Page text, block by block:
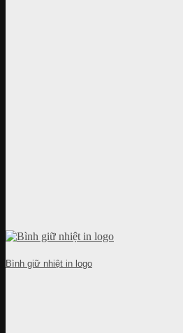
Bình giữ nhiệt in logo